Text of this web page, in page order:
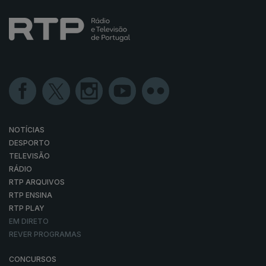
NOTÍCIAS
DESPORTO
TELEVISÃO
RÁDIO
RTP ARQUIVOS
RTP ENSINA
RTP PLAY
EM DIRETO
REVER PROGRAMAS
CONCURSOS